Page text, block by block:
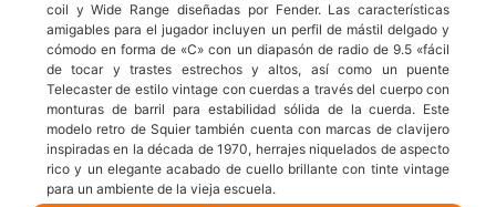
coil y Wide Range diseñadas por Fender. Las características
amigables para el jugador incluyen un perfil de mástil delgado y
cómodo en forma de «C» con un diapasón de radio de 9.5 «fácil
de tocar y trastes estrechos y altos, así como un puente
Telecaster de estilo vintage con cuerdas a través del cuerpo con
monturas de barril para estabilidad sólida de la cuerda. Este
modelo retro de Squier también cuenta con marcas de clavijero
inspiradas en la década de 1970, herrajes niquelados de aspecto
rico y un elegante acabado de cuello brillante con tinte vintage
para un ambiente de la vieja escuela.